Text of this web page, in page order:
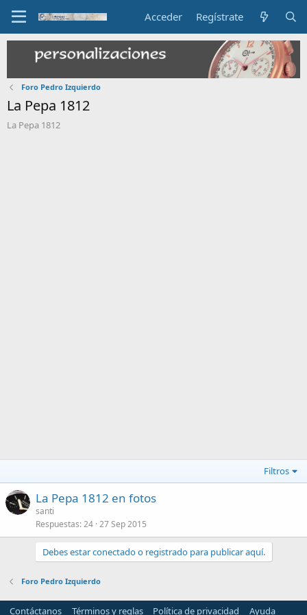
Acceder Regístrate
Foro Pedro Izquierdo
La Pepa 1812
La Pepa 1812
Filtros
La Pepa 1812 en fotos
santi
Respuestas 24 27 Sep 2015
Debes estar conectado o registrado para publicar aquí.
Foro Pedro Izquierdo
Contáctanos Términos y reglas Política de privacidad Ayuda